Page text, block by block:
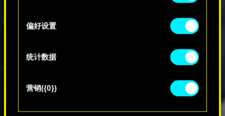
偏好设置
统计数据
营销({0})欢迎来到我的奖励
作为游玩我们游戏的感谢，我
们特此送您一枚代币。可以通